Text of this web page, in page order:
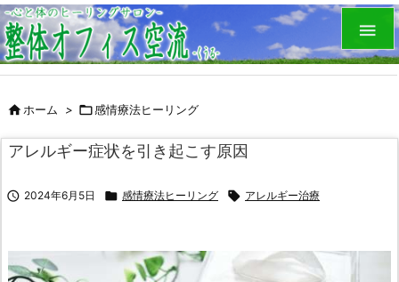

ホーム > 感情療法ヒーリング
アレルギー症状を引き起こす原因
 2024年6月5日  感情療法ヒーリング  アレルギー治療